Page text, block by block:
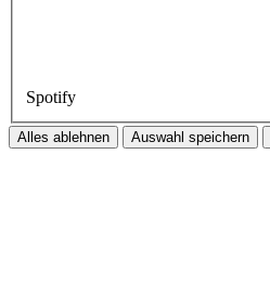
Spotify
Alles ablehnen Auswahl speichern